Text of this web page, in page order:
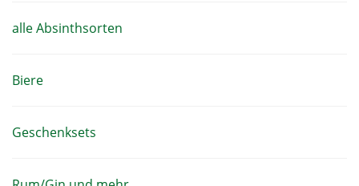
alle Absinthsorten
Biere
Geschenksets